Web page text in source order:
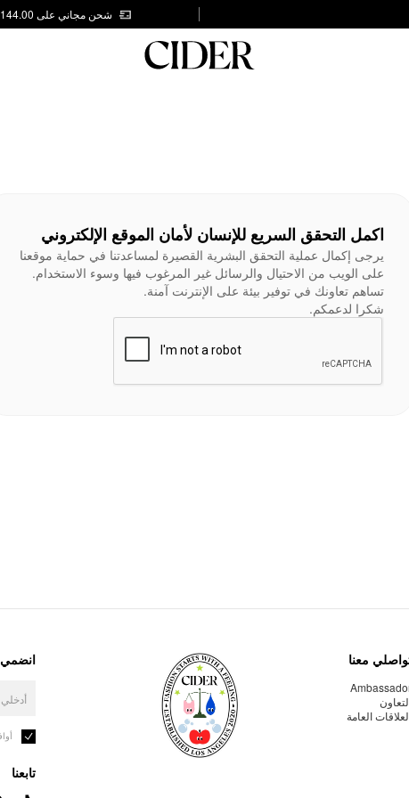
شحن مجاني على AED 144.00
اكمل التحقق السريع للإنسان لأمان الموقع الإلكتروني
يرجى إكمال عملية التحقق البشرية القصيرة لمساعدتنا في حماية موقعنا
على الويب من الاحتيال والرسائل غير المرغوب فيها وسوء الاستخدام.
تساهم تعاونك في توفير بيئة على الإنترنت آمنة.
شكرا لدعمكم.
معنا
العامة
انضمي
تابعنا